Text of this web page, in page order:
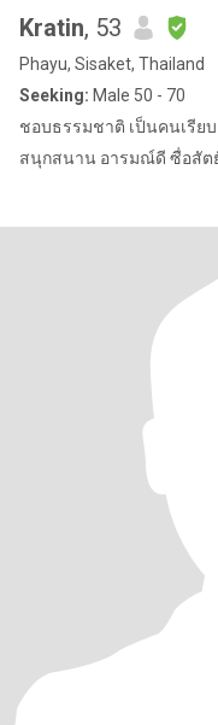
Kratin, 53
Phayu, Sisaket, Thailand
Seeking: Male 50 - 70
ชอบธรรมชาติ เป็นคนเรียบ
สนุกสนา